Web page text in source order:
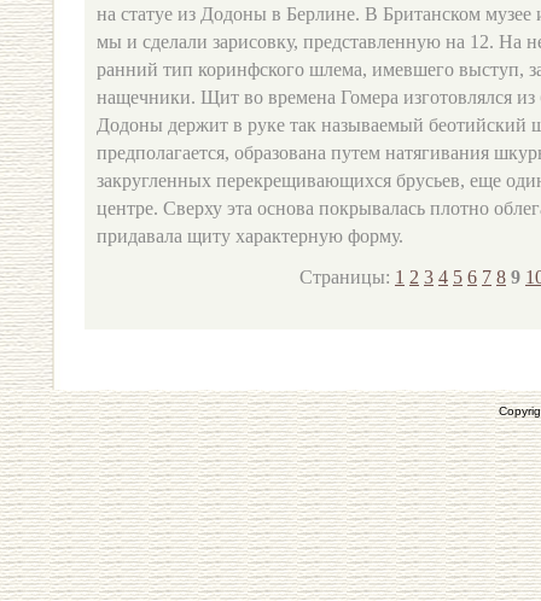
на статуе из Додоны в Берлине. В Британском музее
мы и сделали зарисовку, представленную на 12. На
ранний тип коринфского шлема, имевшего выступ,
нащечники. Щит во времена Гомера изготовлялся
Додоны держит в руке так называемый беотийский
предполагается, образована путем натягивания
закругленных перекрещивающихся брусьев, еще
центре. Сверху эта основа покрывалась плотно
придавала щиту характерную форму.
Страницы: 1 2 3 4 5 6 7 8 9